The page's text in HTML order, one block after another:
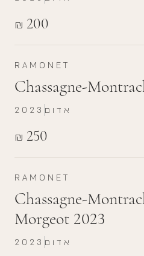
₪ 200
RAMONET
Chassagne-
₪ 250
2023 אדום
RAMONET
Chassagne-
Morgeot 2023
2023 אדום